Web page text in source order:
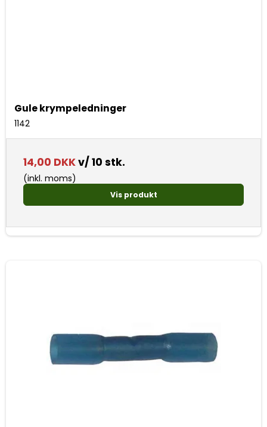
Gule krympeledninger
1142
14,00 DKKv/ 10 stk.
(inkl. moms)
Vis produkt